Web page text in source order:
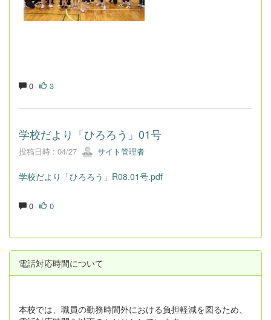
0 3
学校だより「ひろろう」01号
投稿日時 : 04/27 サイト管理者
学校だより「ひろろう」R08.01号.pdf
0 0
電話対応時間について
本校では、職員の勤務時間外における負担軽減を図るため、